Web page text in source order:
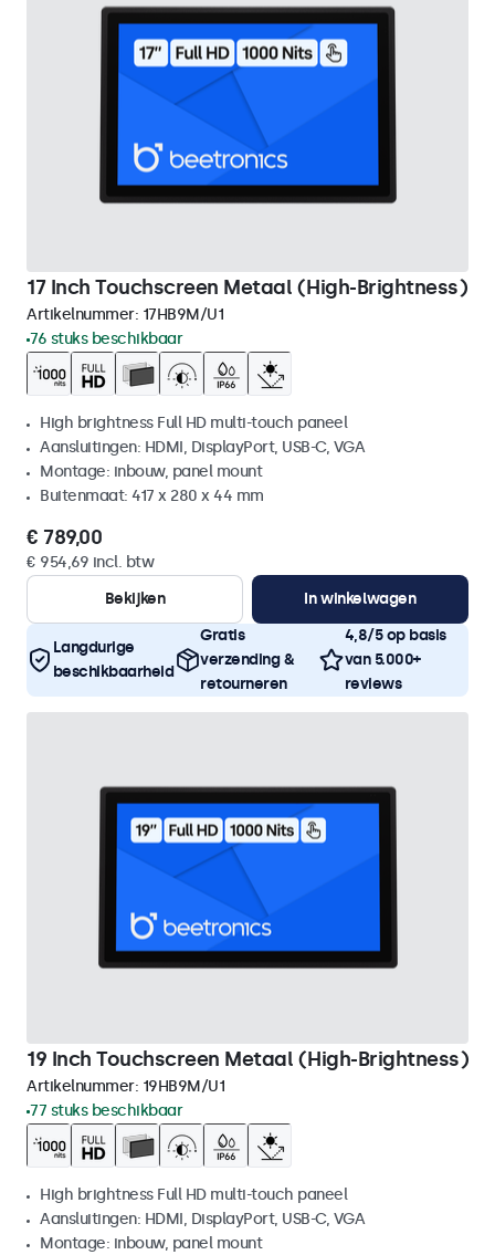
17 Inch Touchscreen Metaal (High-Brightness)
Artikelnummer: 17HB9M/U1
76 stuks beschikbaar
High brightness Full HD multi-touch paneel
Aansluitingen: HDMI, DisplayPort, USB-C, VGA
Montage: inbouw, panel mount
Buitenmaat: 417 x 280 x 44 mm
€ 789,00
€ 954,69 incl. btw
Bekijken
In winkelwagen
Langdurige
beschikbaarheid
Gratis
verzending &
retourneren
4,8/5 op basis
van 5.000+
reviews
19 Inch Touchscreen Metaal (High-Brightness)
Artikelnummer: 19HB9M/U1
77 stuks beschikbaar
High brightness Full HD multi-touch paneel
Aansluitingen: HDMI, DisplayPort, USB-C, VGA
Montage: inbouw, panel mount